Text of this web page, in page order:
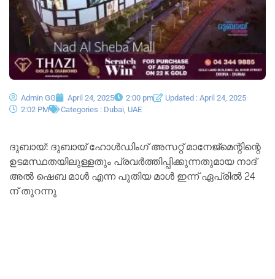
Admin GG April 24, 2025 2:00 pm
Updated : April 24, 2025
2:02 PM
Categories : Dubai UAE
ദുബായ്: ദുബായ് ഹോൾഡിംഗ് അസറ്റ് മാനേജ്‌മെന്റിന്റെ
ഉടമസ്ഥതയിലുള്ളതും പ്രവർത്തിപ്പിക്കുന്നതുമായ നാദ്
അൽ ഷെബ മാൾ എന്ന പുതിയ മാൾ ഇന്ന് ഏപ്രിൽ 24
ന് തുറന്നു